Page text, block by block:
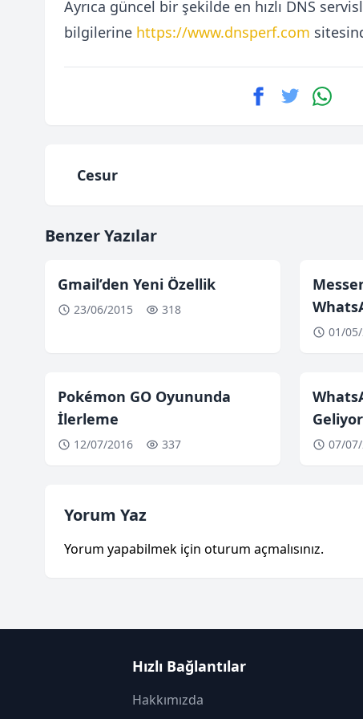
Ayrıca güncel bir şekilde en hızlı DNS
bilgilerine https://www.dnsperf.com
Cesur
Benzer Yazılar
Gmail’den Yeni Özellik
23/06/2015 318
01/
Pokémon GO Oyununda
İlerleme
12/07/2016 337
Geliyor
07/
Yorum Yaz
Yorum yapabilmek için oturum açmalısınız.
Hızlı Bağlantılar
Hakkımızda